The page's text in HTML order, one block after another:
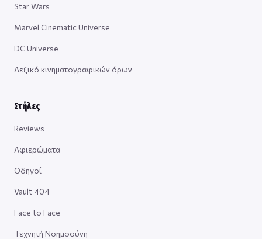
Star Wars
Marvel Cinematic Universe
DC Universe
Λεξικό κινηματογραφικών όρων
Στήλες
Reviews
Αφιερώματα
Οδηγοί
Vault 404
Face to Face
Τεχνητή Νοημοσύνη